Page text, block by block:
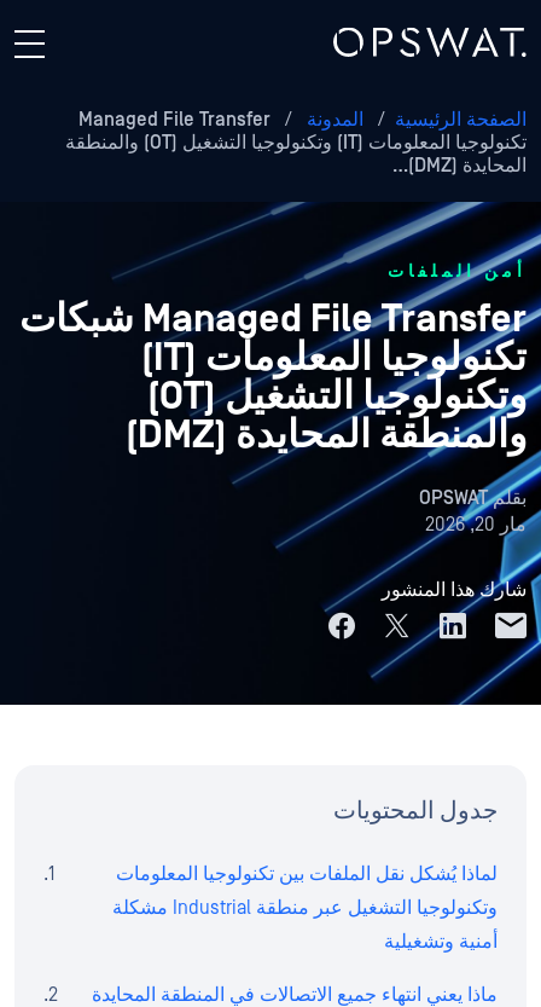
الصفحة الرئيسية / المدونة /
Managed File Transfer
تكنولوجيا المعلومات (IT) وتكنولوجيا التشغيل (OT) والمنطقة
المحايدة (DMZ)…
أمن الملفات
Managed File Transfer شبكات
تكنولوجيا المعلومات (IT)
وتكنولوجيا التشغيل (OT)
والمنطقة المحايدة (DMZ)
بقلمOPSWAT
مار 20, 2026
شارك هذا المنشور
جدول المحتويات
لماذا يُشكل نقل الملفات بين تكنولوجيا المعلومات
وتكنولوجيا التشغيل عبر منطقة Industrial مشكلة
أمنية وتشغيلية
ماذا يعني انتهاء جميع الاتصالات في المنطقة المحايدة